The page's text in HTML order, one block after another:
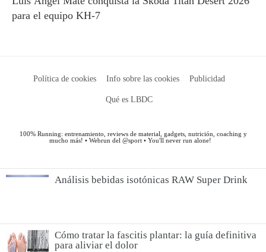
Análisis bebidas isotónicas RAW Super Drink
Cómo tratar la fascitis plantar: la guía definitiva
para aliviar el dolor